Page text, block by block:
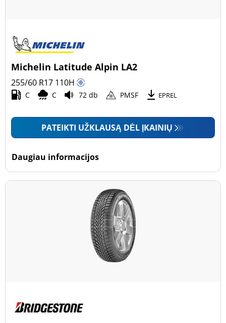
Michelin Latitude Alpin LA2
255/60 R17 110H
C C 72 db PMSF EPREL
PATEIKTI UŽKLAUSĄ DĖL ĮKAINIŲ
Daugiau informacijos